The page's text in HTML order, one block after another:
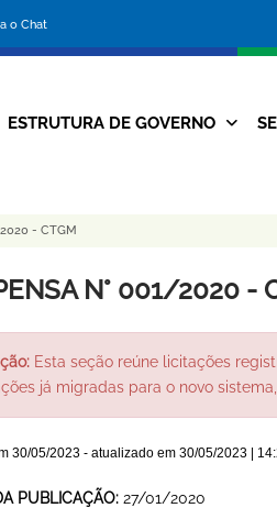
o Chat
da
Prefeitura
ESTRUTURA DE GOVERNO
- CTGM
N° 001/2020 -
Esta seção reúne licitações
já migradas para o novo sistema,
30/05/2023- atualizado em 30/05/2023 |
PUBLICAÇÃO: 27/01/2020